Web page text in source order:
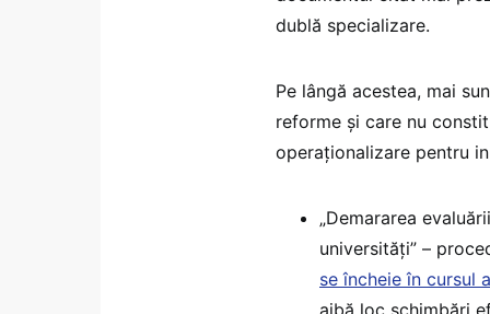
dublă specializare.
Pe lângă acestea, mai
reforme și care nu
operaționalizare pentru
„Demararea
universități” –
se încheie în cursul
aibă loc schimbări